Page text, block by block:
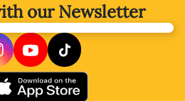
our Newsletter